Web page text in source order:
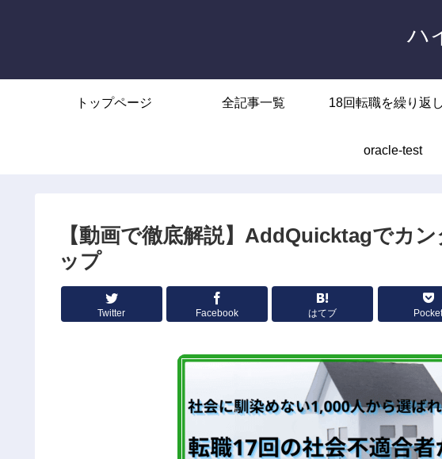
ハ
トップページ 全記事一覧 18回転職を繰り返
末路
oracle-test
【動画で徹底解説】AddQuicktagでカ
ップ
Twitter Facebook はてブ